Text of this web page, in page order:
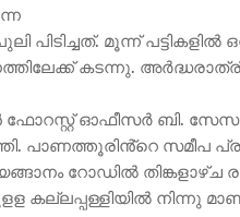
പിടിച്ചത്. മൂന്ന്
കടന്നു.
ഫോറസ്റ്റ് ഓഫീസർ ബി.
പാണത്തൂരിൻ്റെ സമീപ
റോഡിൽ തിങ്കളാഴ്ച
കല്ലപ്പള്ളിയിൽ നിന്നു